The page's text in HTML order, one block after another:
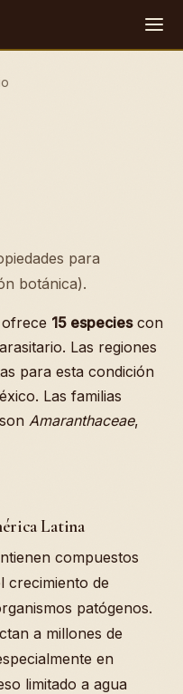
para
botánica).
15 especiescon
Las regiones
para esta condición
Las familias
Amaranthaceae,
Latina
compuestos
crecimiento de
patógenos.
a millones de
en
limitado a agua